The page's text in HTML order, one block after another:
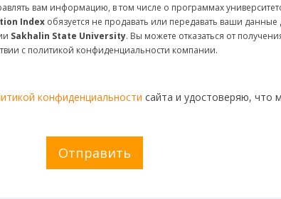
вам информацию, в том числе о программах
Index обязуется не продавать или передавать ваши
Sakhalin State University. Вы можете отказаться от
с политикой конфиденциальности компании.
конфиденциальности сайта и удостоверяю, что
Отправить